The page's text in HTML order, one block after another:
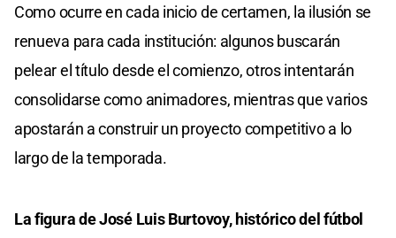
Como ocurre en cada inicio de certamen, la ilusión se
renueva para cada institución: algunos buscarán
pelear el título desde el comienzo, otros intentarán
consolidarse como animadores, mientras que varios
apostarán a construir un proyecto competitivo a lo
largo de la temporada.
La figura de José Luis Burtovoy, histórico del fútbol